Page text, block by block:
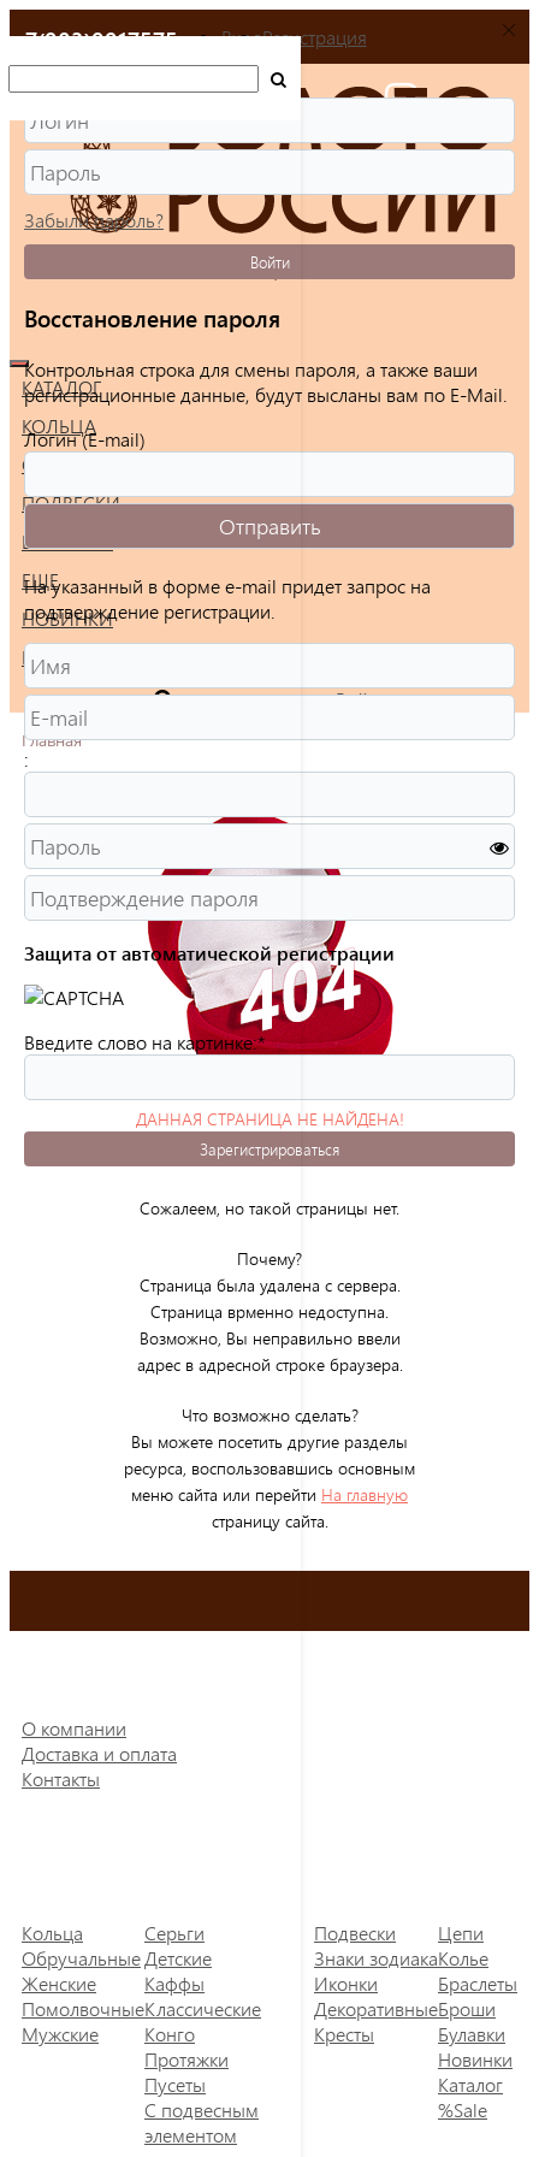
+7(903)9917575
КАТАЛОГ
КОЛЬЦА
СЕРЬГИ
ПОДВЕСКИ
БРАСЛЕТЫ
ЕЩЕ
НОВИНКИ
РАСПРОДАЖА
Войти
Главная
ДАННАЯ СТРАНИЦА НЕ НАЙДЕНА!
(ОШИБКА 404)
Сожалеем, но такой страницы нет.
Почему?
Страница была удалена с сервера.
Страница врменно недоступна.
Возможно, Вы неправильно ввели
адрес в адресной строке браузера.
Что возможно сделать?
Вы можете посетить другие разделы
ресурса, воспользовавшись основным
меню сайта или перейти На главную
страницу сайта.
О компании
Доставка и оплата
Контакты
Кольца
Обручальные
Женские
Помолвочные
Мужские
Серьги
Детские
Каффы
Классические
Конго
Протяжки
Пусеты
С подвесным
элементом
Подвески
Знаки зодиака
Иконки
Декоративные
Кресты
Цепи
Колье
Браслеты
Броши
Булавки
Новинки
Каталог
%Sale
ВходРегистрация
Забыли пароль?
Войти
Восстановление пароля
Контрольная строка для смены пароля, а также ваши
регистрационные данные, будут высланы вам по E-Mail.
Логин (E-mail)
На указанный в форме e-mail придет запрос на
подтверждение регистрации.
:
Защита от автоматической регистрации
Введите слово на картинке:*
Зарегистрироваться